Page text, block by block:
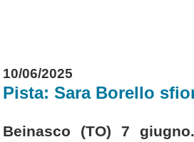
10/06/2025
Pista: Sara Borello
Beinasco (TO) 7